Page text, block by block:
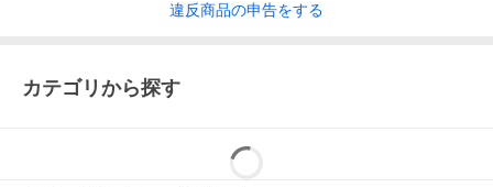
違反商品の申告をする
カテゴリから探す